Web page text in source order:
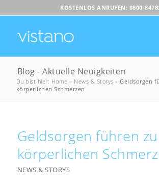
KOSTENLOS ANRUFEN: 0800-
Blog - Aktuelle Neuigkeiten
Du bist hier: Home » News & Storys »Geldsorgen
körperlichen Schmerzen
Geldsorgen führen zu
körperlichen
NEWS & STORYS